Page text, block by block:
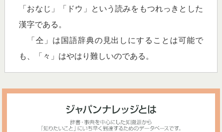
「おなじ」「ドウ」という読みをもつれっきとした
漢字である。
「仝」は国語辞典の見出しにすることは可能で
も、「々」はやはり難しいのである。